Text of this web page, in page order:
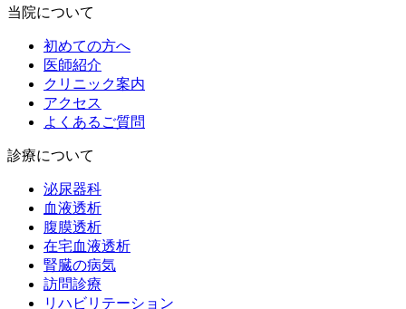
当院について
初めての方へ
医師紹介
クリニック案内
アクセス
よくあるご質問
診療について
泌尿器科
血液透析
腹膜透析
在宅血液透析
腎臓の病気
訪問診療
リハビリテーション